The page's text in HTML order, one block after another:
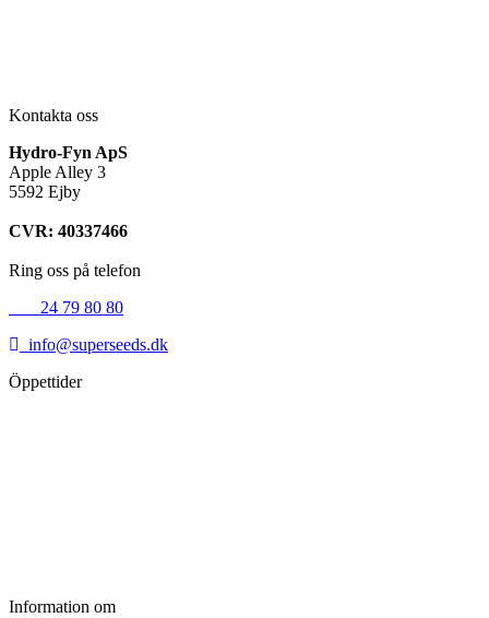
Kontakta oss
Hydro-Fyn ApS
Apple Alley 3
5592 Ejby
CVR: 40337466
Ring oss på telefon
24 79 80 80
info@superseeds.dk
Öppettider
Information om